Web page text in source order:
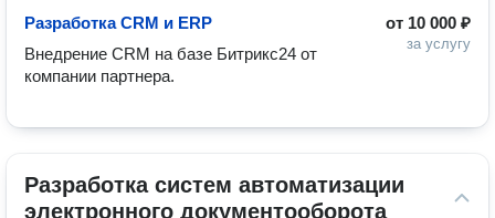
от 10 000 ₽
за услугу
Разработка CRM и ERP
Внедрение CRM на базе Битрикс24 от
компании партнера.
Разработка систем автоматизации
электронного документооборота